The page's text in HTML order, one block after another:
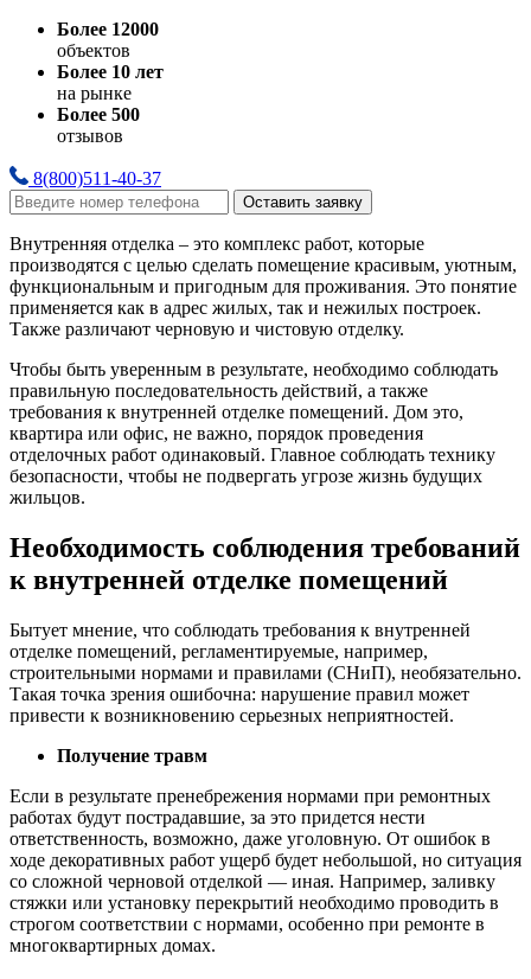
Более 12000
объектов
Более 10 лет
на рынке
Более 500
отзывов
8(800)511-40-37
Оставить заявку
Внутренняя отделка – это комплекс работ, которые
производятся с целью сделать помещение красивым, уютным,
функциональным и пригодным для проживания. Это понятие
применяется как в адрес жилых, так и нежилых построек.
Также различают черновую и чистовую отделку.
Чтобы быть уверенным в результате, необходимо соблюдать
правильную последовательность действий, а также
требования к внутренней отделке помещений. Дом это,
квартира или офис, не важно, порядок проведения
отделочных работ одинаковый. Главное соблюдать технику
безопасности, чтобы не подвергать угрозе жизнь будущих
жильцов.
Необходимость соблюдения требований
к внутренней отделке помещений
Бытует мнение, что соблюдать требования к внутренней
отделке помещений, регламентируемые, например,
строительными нормами и правилами (СНиП), необязательно.
Такая точка зрения ошибочна: нарушение правил может
привести к возникновению серьезных неприятностей.
Получение травм
Если в результате пренебрежения нормами при ремонтных
работах будут пострадавшие, за это придется нести
ответственность, возможно, даже уголовную. От ошибок в
ходе декоративных работ ущерб будет небольшой, но ситуация
со сложной черновой отделкой — иная. Например, заливку
стяжки или установку перекрытий необходимо проводить в
строгом соответствии с нормами, особенно при ремонте в
многоквартирных домах.